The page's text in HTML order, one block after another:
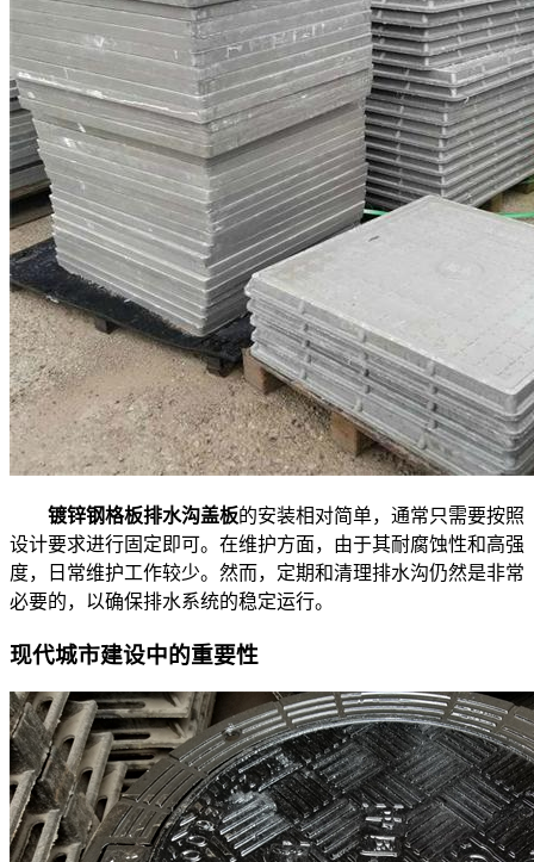
镀锌钢格板排水沟盖板的安装相对简单，通常只需要按照
设计要求进行固定即可。在维护方面，由于其耐腐蚀性和高强
度，日常维护工作较少。然而，定期和清理排水沟仍然是非常
必要的，以确保排水系统的稳定运行。
现代城市建设中的重要性